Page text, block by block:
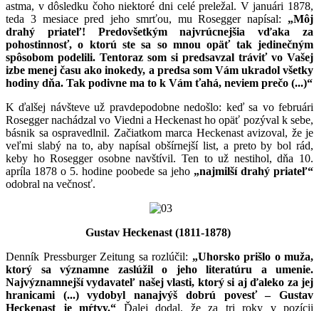
astma, v dôsledku čohoniektoré dni celé preležal. V januári 1878,
teda 3 mesiace pred jeho smrťou, mu Rosegger napísal: „Môj
drahý priateľ! Predovšetkým najvrúcnejšia vďaka za
pohostinnosť, o ktorú ste sa so mnou opäť tak jedinečným
spôsobom podelili. Tentoraz som si predsavzal tráviť vo Vašej
izbe menej času ako inokedy, a predsa som Vám ukradol všetky
hodiny dňa. Tak podivne ma to k Vám ťahá, neviem prečo (...)“
K ďalšej návšteve už pravdepodobne nedošlo: keď sa vo februári
Rosegger nachádzal vo Viedni a Heckenast ho opäť pozýval k sebe,
básnik sa ospravedlnil. Začiatkom marca Heckenast avizoval, že je
veľmi slabý na to, aby napísal obšírnejší list, a preto by bol rád,
keby ho Rosegger osobne navštívil. Ten to už nestihol, dňa 10.
apríla 1878 o 5. hodine poobede sa jeho „najmilší drahý priateľ“
odobral na večnosť.
Gustav Heckenast (1811-1878)
Denník Pressburger Zeitung sa rozlúčil: „Uhorsko prišlo o muža,
ktorý sa významne zaslúžil o jeho literatúru a umenie.
Najvýznamnejší vydavateľ našej vlasti, ktorý si aj ďaleko za jej
hranicami (...) vydobyl nanajvýš dobrú povesť – Gustav
Heckenast je mŕtvy.“ Ďalej dodal, že za tri roky v pozícii